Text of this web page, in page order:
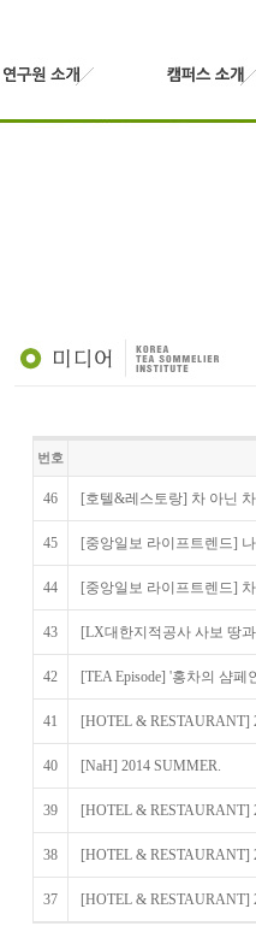
번호
46 [호텔&레스토랑] 차 아닌
45 [중앙일보 라이프트렌드]
44 [중앙일보 라이프트렌드]
43 [LX대한지적공사 사보 땅
42 [TEA Episode] '홍차의 샴
41 [HOTEL & RESTAURANT]
40 [NaH] 2014 SUMMER.
39 [HOTEL & RESTAURANT]
38 [HOTEL & RESTAURANT]
37 [HOTEL & RESTAURANT]